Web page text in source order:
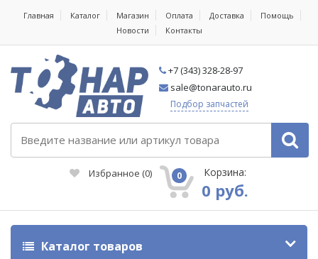
Главная Каталог Магазин Оплата Доставка
Помощь
Новости
Контакты
+7 (343) 328-28-97
sale@tonarauto.ru
Подбор запчастей
Избранное (0) 0 Корзина:
0 руб.
Каталог товаров